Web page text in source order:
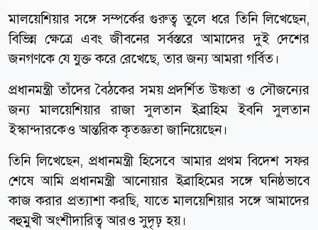
মালয়েশিয়ার সঙ্গে সম্পর্কের গুরুত্ব তুলে ধরে তিনি লিখেছেন,
বিভিন্ন ক্ষেত্রে এবং জীবনের সর্বস্তরে আমাদের দুই দেশের
জনগণকে যে যুক্ত করে রেখেছে, তার জন্য আমরা গর্বিত।
প্রধানমন্ত্রী তাঁদের বৈঠকের সময় প্রদর্শিত উষ্ণতা ও সৌজন্যের
জন্য মালয়েশিয়ার রাজা সুলতান ইব্রাহিম ইবনি সুলতান
ইস্কান্দারকেও আন্তরিক কৃতজ্ঞতা জানিয়েছেন।
তিনি লিখেছেন, প্রধানমন্ত্রী হিসেবে আমার প্রথম বিদেশ সফর
শেষে আমি প্রধানমন্ত্রী আনোয়ার ইব্রাহিমের সঙ্গে ঘনিষ্ঠভাবে
কাজ করার প্রত্যাশা করছি, যাতে মালয়েশিয়ার সঙ্গে আমাদের
বহুমুখী অংশীদারিত্ব আরও সুদৃঢ় হয়।